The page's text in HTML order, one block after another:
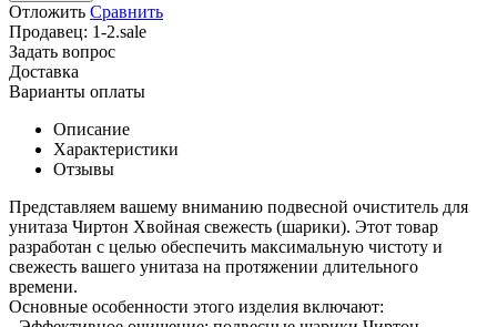
Отложить Сравнить
Продавец: 1-2.sale
Задать вопрос
Доставка
Варианты оплаты
Описание
Характеристики
Отзывы
Представляем вашему вниманию подвесной очиститель для
унитаза Чиртон Хвойная свежесть (шарики). Этот товар
разработан с целью обеспечить максимальную чистоту и
свежесть вашего унитаза на протяжении длительного
времени.
Основные особенности этого изделия включают: